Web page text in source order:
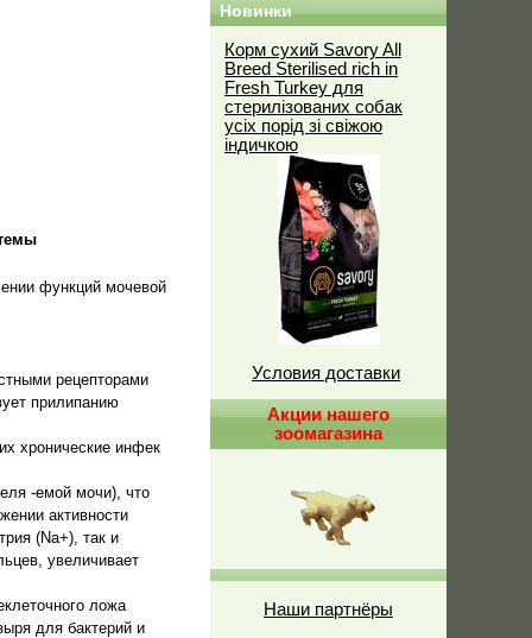
функций мочевой
рецепторами
прилипанию
хронические инфек
-емой мочи), что
активности
(Na+), так и
увеличивает
ложа
для бактерий и
Новинки
Корм сухий Savory All
Breed Sterilised rich in
Fresh Turkey для
стерилізованих собак
усіх порід зі свіжою
індичкою
Условия доставки
Акции нашего
зоомагазина
Наши партнёры